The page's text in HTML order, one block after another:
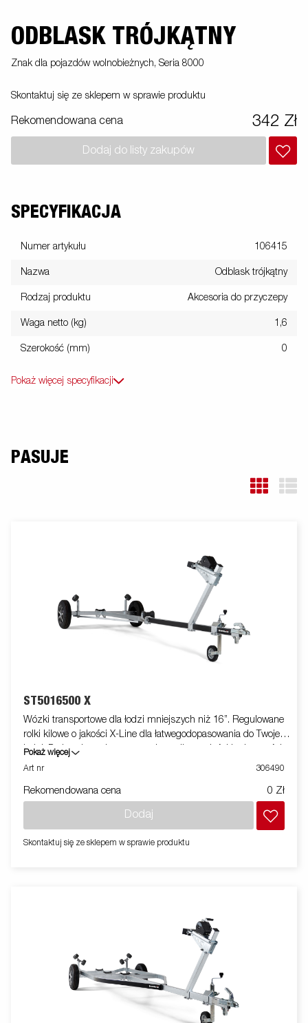
ODBLASK TRÓJKĄTNY
Znak dla pojazdów wolnobieżnych, Seria 8000
Skontaktuj się ze sklepem w sprawie produktu
Rekomendowana cena 342 Zł
Dodaj do listy zakupów
SPECYFIKACJA
Numer artykułu 106415
Nazwa Odblask trójkątny
Rodzaj produktu Akcesoria do przyczepy
Waga netto (kg) 1,6
Szerokość (mm) 0
Pokaż więcej specyfikacji
PASUJE
ST5016500 X
Wózki transportowe dla łodzi mniejszych niż 16”. Regulowane
rolki kilowe o jakości X-Line dla łatwegodopasowania do Twojej
łodzi. Podwozie cynkowane ogniowo dla trwałości i odporności
Twojej przyczepy. Wciągarka i wieża wciągarki wyposażona jest.
pokazywać opcjonalne wyposażenie.
Pokaż więcej
Art nr
306490
Rekomendowana cena 0 Zł
Dodaj
Skontaktuj się ze sklepem w sprawie produktu